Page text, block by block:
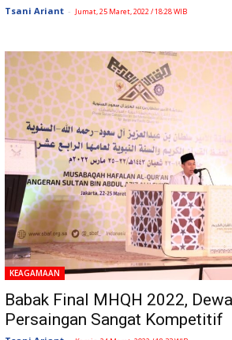
Tsani Ariant - Jumat, 25 Maret, 2022 / 18:28 WIB
KEAGAMAAN
Babak Final MHQH 2022,
Persaingan Sangat Kompetitif